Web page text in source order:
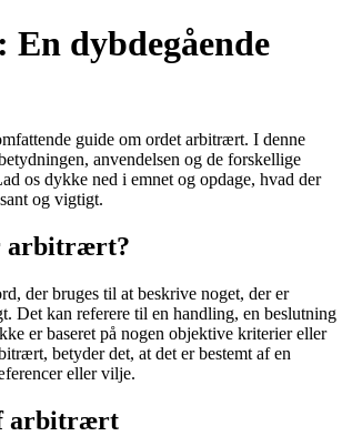
dybdegående
guide om ordet arbitrært. I denne
anvendelsen og de forskellige
os dykke ned i emnet og opdage, hvad der
og vigtigt.
arbitrært?
der bruges til at beskrive noget, der er
Det kan referere til en handling, en beslutning
er baseret på nogen objektive kriterier eller
betyder det, at det er bestemt af en
eller vilje.
arbitrært